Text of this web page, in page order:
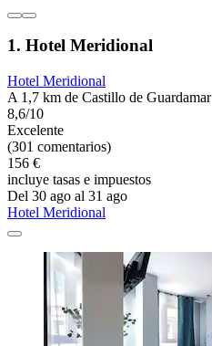
1. Hotel Meridional
Hotel Meridional
A 1,7 km de Castillo de Guardamar
8,6/10
Excelente
(301 comentarios)
156 €
incluye tasas e impuestos
Del 30 ago al 31 ago
Hotel Meridional